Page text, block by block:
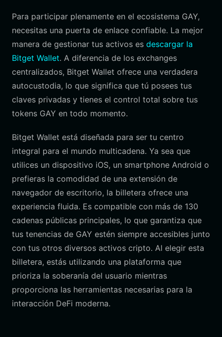
Para participar plenamente en el ecosistema GAY,
necesitas una puerta de enlace confiable. La mejor
manera de gestionar tus activos es descargar la
Bitget Wallet. A diferencia de los exchanges
centralizados, Bitget Wallet ofrece una verdadera
autocustodia, lo que significa que tú posees tus
claves privadas y tienes el control total sobre tus
tokens GAY en todo momento.
Bitget Wallet está diseñada para ser tu centro
integral para el mundo multicadena. Ya sea que
utilices un dispositivo iOS, un smartphone Android o
prefieras la comodidad de una extensión de
navegador de escritorio, la billetera ofrece una
experiencia fluida. Es compatible con más de 130
cadenas públicas principales, lo que garantiza que
tus tenencias de GAY estén siempre accesibles junto
con tus otros diversos activos cripto. Al elegir esta
billetera, estás utilizando una plataforma que
prioriza la soberanía del usuario mientras
proporciona las herramientas necesarias para la
interacción DeFi moderna.